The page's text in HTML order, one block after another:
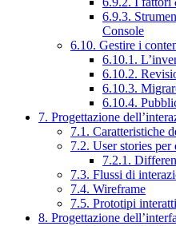
6.9.3.
Console
6.10. Gestire i
6.10.1.
6.10.2.
6.10.3.
6.10.4.
7. Progettazione
7.1. Caratteristiche
7.2. User stories
7.2.1.
7.3. Flussi di
7.4. Wireframe
7.5. Prototipi
8. Progettazione